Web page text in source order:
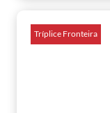
Tríplice Fronteira